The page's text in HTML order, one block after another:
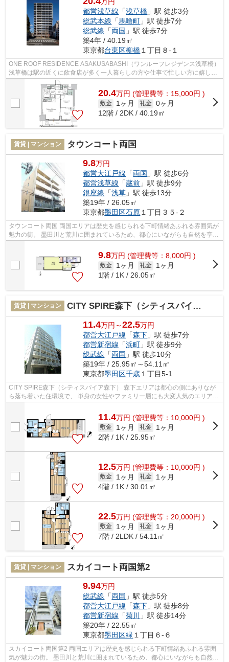
都営浅草線 「浅草橋 」駅 徒歩3分
総武本線 「馬喰町 」駅 徒歩7分
総武線 「両国 」駅 徒歩7分
築4年 / 40.19㎡
東京都台東区柳橋 １丁目８-１
ONE ROOF RESIDENCE ASAKUSABASHI（ワンルーフレジデンス浅草橋）
浅草橋は駅の近くに飲食店が多く一人暮らしの方や仕事で忙しい方に嬉しい
住環境です。 犯罪も少なく治安も良いので...
20.4万円 (管理費等：15,000円 )
敷金 1ヶ月 礼金 0ヶ月
12階 / 2DK / 40.19㎡
賃貸 | マンション タウンコート両国
9.8万円
都営大江戸線 「両国 」駅 徒歩6分
都営浅草線 「蔵前 」駅 徒歩9分
銀座線 「浅草 」駅 徒歩13分
築19年 / 26.05㎡
東京都墨田区石原 １丁目３５-２
タウンコート両国 両国エリアは歴史を感じられる下町情緒あふれる雰囲気が
魅力の街。 墨田川と荒川に囲まれているため、都心にいながらも自然を享受
できる環境です。 複数路線利用可...
9.8万円 (管理費等：8,000円 )
敷金 1ヶ月 礼金
1ヶ月
1階 / 1K / 26.05㎡
賃貸 | マンション CITY SPIRE森下（シティスパイア森下）
11.4万円～22.5万円
都営大江戸線 「森下 」駅 徒歩7分
都営新宿線 「浜町 」駅 徒歩9分
総武線 「両国 」駅 徒歩10分
築19年 / 25.95㎡～54.11㎡
東京都墨田区千歳１丁目5-1
CITY SPIRE森下（シティスパイア森下） 森下エリアは都心の側にありなが
ら落ち着いた住環境で、 単身の女性やファミリー層にも大変人気のエリアで
11.4万円 (管理費等：10,000円 )
敷金 1ヶ月 礼金
1ヶ月
2階 / 1K / 25.95㎡
12.5万円 (管理費等：10,000円 )
敷金 1ヶ月 礼金
1ヶ月
4階 / 1K / 30.01㎡
22.5万円 (管理費等：20,000円 )
敷金 1ヶ月 礼金
1ヶ月
7階 / 2LDK / 54.11㎡
賃貸 | マンション スカイコート両国第2
9.94万円
総武線 「両国 」駅 徒歩5分
都営大江戸線 「森下 」駅 徒歩8分
都営新宿線 「菊川
」駅 徒歩14分
築20年 / 22.55㎡
東京都墨田区緑 １丁目６-６
スカイコート両国第2 両国エリアは歴史を感じられる下町情緒あふれる雰囲
気が魅力の街。 墨田川と荒川に囲まれているため、都心にいながらも自然を